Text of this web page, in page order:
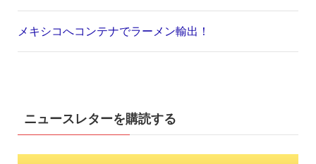
メキシコへコンテナでラーメン輸出！
ニュースレターを購読する